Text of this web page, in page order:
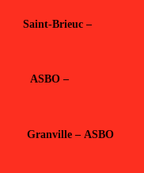
Saint-Brieuc –
ASBO –
Granville – ASBO